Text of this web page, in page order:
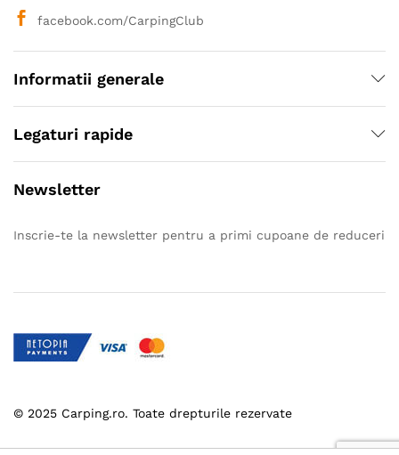
facebook.com/CarpingClub
Informatii generale
Legaturi rapide
Newsletter
Inscrie-te la newsletter pentru a primi cupoane de reduceri
© 2025 Carping.ro. Toate drepturile rezervate